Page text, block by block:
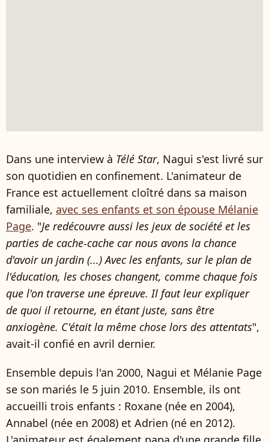
Dans une interview à Télé Star, Nagui s'est livré sur
son quotidien en confinement. L'animateur de
France est actuellement cloîtré dans sa maison
familiale, avec ses enfants et son épouse Mélanie
Page. "Je redécouvre aussi les jeux de société et les
parties de cache-cache car nous avons la chance
d'avoir un jardin (...) Avec les enfants, sur le plan de
l'éducation, les choses changent, comme chaque fois
que l'on traverse une épreuve. Il faut leur expliquer
de quoi il retourne, en étant juste, sans être
anxiogène. C'était la même chose lors des attentats",
avait-il confié en avril dernier.
Ensemble depuis l'an 2000, Nagui et Mélanie Page
se son mariés le 5 juin 2010. Ensemble, ils ont
accueilli trois enfants : Roxane (née en 2004),
Annabel (née en 2008) et Adrien (né en 2012).